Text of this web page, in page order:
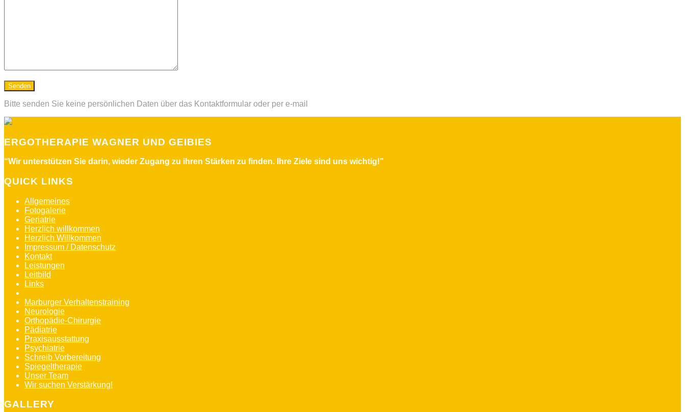
Bitte senden Sie keine persönlichen Daten über das Kontaktformular oder per e-mail
ERGOTHERAPIE WAGNER UND GEIBIES
“Wir unterstützen Sie darin, wieder Zugang zu ihren Stärken zu finden. Ihre Ziele sind uns wichtig!”
QUICK LINKS
Allgemeines
Fotogalerie
Geriatrie
Herzlich willkommen
Herzlich Willkommen
Impressum / Datenschutz
Kontakt
Leistungen
Leitbild
Links
Marburger Verhaltenstraining
Neurologie
Orthopädie-Chirurgie
Pädiatrie
Praxisausstattung
Psychiatrie
Schreib Vorbereitung
Spiegeltherapie
Unser Team
Wir suchen Verstärkung!
GALLERY